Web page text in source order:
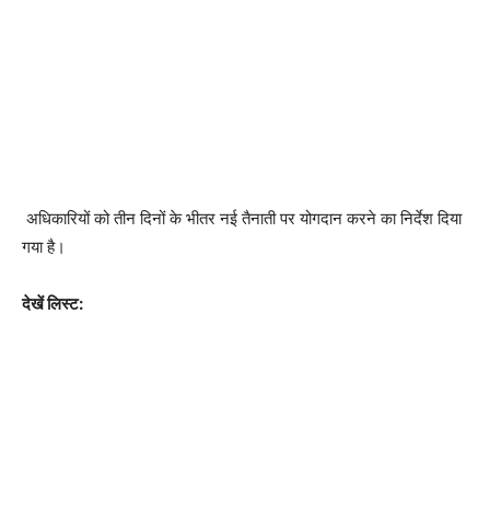
अधिकारियों को तीन दिनों के भीतर नई तैनाती पर योगदान करने का निर्देश दिया
गया है।
देखें लिस्ट: